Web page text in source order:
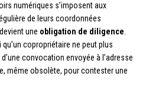
numériques s’imposent aux
de leurs coordonnées
une obligation de diligence.
copropriétaire ne peut plus
convocation envoyée à l’adresse
même obsolète, pour contester une